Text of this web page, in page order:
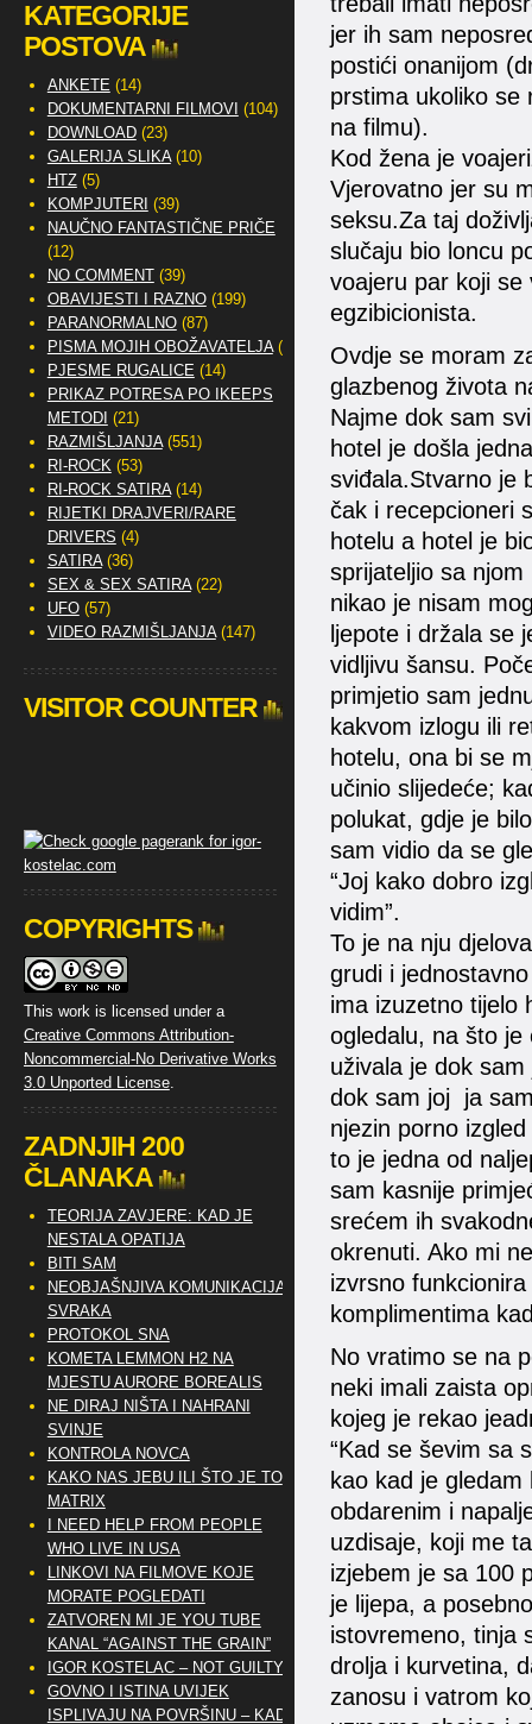
jer ih sam
postići onanijom
prstima ukoliko se
na filmu).
Kod žena je
Vjerovatno jer su
seksu.Za taj
slučaju bio loncu
voajeru par koji se
egzibicionista.
Ovdje se moram
glazbenog života
Najme dok sam
hotel je došla
sviđala.Stvarno je
čak i recepcioneri
hotelu a hotel je
sprijateljio sa
nikao je nisam
ljepote i držala se
vidljivu šansu.
primjetio sam
kakvom izlogu ili
hotelu, ona bi se
učinio slijedeće;
polukat, gdje je
sam vidio da se
“Joj kako dobro
vidim”.
To je na nju
grudi i
ima izuzetno tijelo
ogledalu, na što je
uživala je dok
dok sam joj ja
njezin porno
to je jedna od
sam kasnije
srećem ih
okrenuti. Ako mi
izvrsno
komplimentima
No vratimo se na
neki imali zaista
kojeg je rekao
“Kad se ševim sa
kao kad je
obdarenim i
uzdisaje, koji me
izjebem je sa 100
je lijepa, a
istovremeno, tinja
drolja i kurvetina,
zanosu i vatrom
KATEGORIJE
POSTOVA
ANKETE (14)
DOKUMENTARNI FILMOVI (104)
DOWNLOAD(23)
GALERIJA SLIKA(10)
HTZ(5)
KOMPJUTERI (39)
NAUČNO FANTASTIČNE PRIČE
(12)
NO COMMENT(39)
OBAVIJESTI I RAZNO(199)
PARANORMALNO(87)
PISMA MOJIH OBOŽAVATELJA(2)
PJESME RUGALICE (14)
PRIKAZ POTRESA PO IKEEPS
METODI (21)
RAZMIŠLJANJA(551)
RI-ROCK(53)
RI-ROCK SATIRA(14)
RIJETKI DRAJVERI/RARE
DRIVERS (4)
SATIRA(36)
SEX & SEX SATIRA(22)
UFO(57)
VIDEO RAZMIŠLJANJA(147)
VISITOR COUNTER
COPYRIGHTS
This work is licensed under a
Creative Commons Attribution-
Noncommercial-No Derivative Works
3.0 Unported License.
ZADNJIH 200
ČLANAKA
TEORIJA ZAVJERE: KAD JE
NESTALA OPATIJA
BITI SAM
NEOBJAŠNJIVA KOMUNIKACIJA
SVRAKA
PROTOKOL SNA
KOMETA LEMMON H2 NA
MJESTU AURORE BOREALIS
NE DIRAJ NIŠTA I NAHRANI
SVINJE
KONTROLA NOVCA
KAKO NAS JEBU ILI ŠTO JE TO
MATRIX
I NEED HELP FROM PEOPLE
WHO LIVE IN USA
LINKOVI NA FILMOVE KOJE
MORATE POGLEDATI
ZATVOREN MI JE YOU TUBE
KANAL “AGAINST THE GRAIN”
IGOR KOSTELAC – NOT GUILTY
GOVNO I ISTINA UVIJEK
ISPLIVAJU NA POVRŠINU – KAD